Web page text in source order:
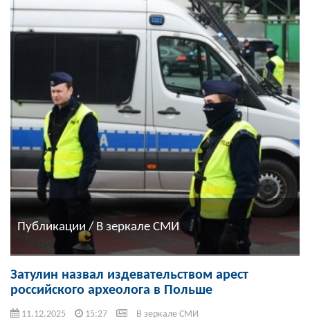
Публикации / В зеркале СМИ
Затулин назвал издевательством арест
российского археолога в Польше
11.12.2025 15:27 В зеркале СМИ